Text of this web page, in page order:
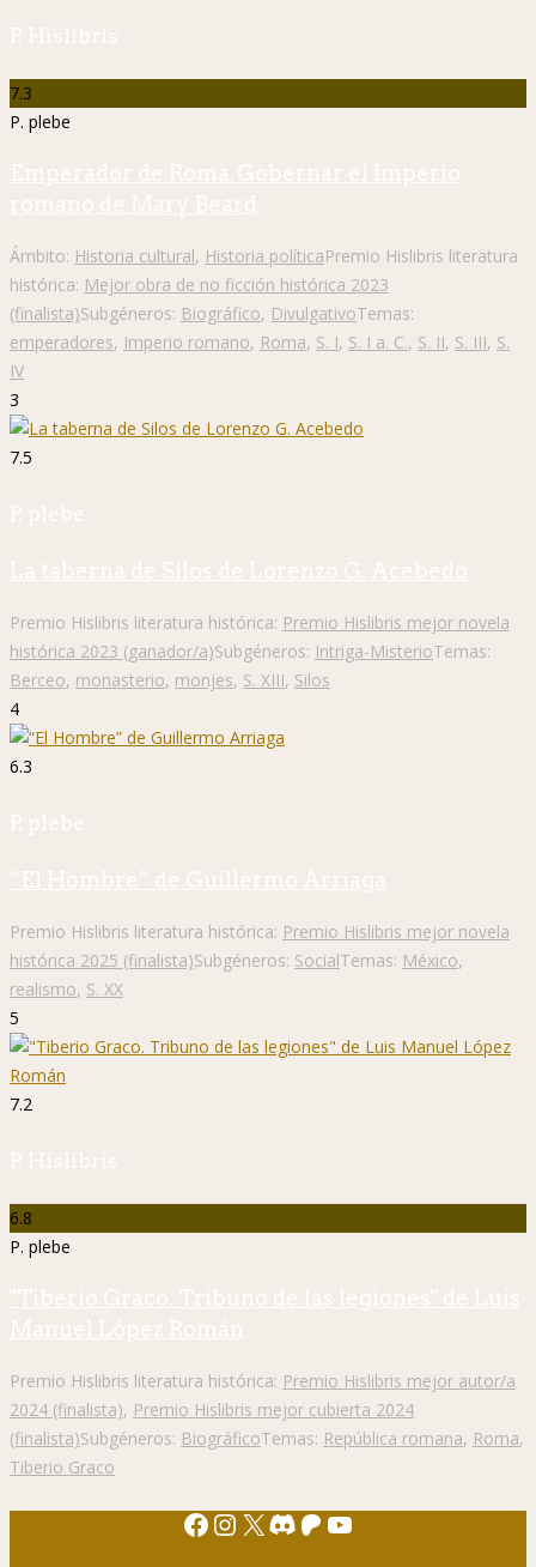
P. Hislibris
7.3
P. plebe
Emperador de Roma. Gobernar el Imperio
romano de Mary Beard
Ámbito: Historia cultural, Historia políticaPremio Hislibris literatura
histórica: Mejor obra de no ficción histórica 2023
(finalista)Subgéneros: Biográfico, DivulgativoTemas:
emperadores, Imperio romano, Roma, S. I, S. I a. C., S. II, S. III, S.
IV
3
7.5
P. plebe
La taberna de Silos de Lorenzo G. Acebedo
Premio Hislibris literatura histórica: Premio Hislibris mejor novela
histórica 2023 (ganador/a)Subgéneros: Intriga-MisterioTemas:
Berceo, monasterio, monjes, S. XIII, Silos
4
6.3
P. plebe
“El Hombre” de Guillermo Arriaga
Premio Hislibris literatura histórica: Premio Hislibris mejor novela
histórica 2025 (finalista)Subgéneros: SocialTemas: México,
realismo, S. XX
5
7.2
P. Hislibris
6.8
P. plebe
"Tiberio Graco. Tribuno de las legiones" de Luis
Manuel López Román
Premio Hislibris literatura histórica: Premio Hislibris mejor autor/a
2024 (finalista), Premio Hislibris mejor cubierta 2024
(finalista)Subgéneros: BiográficoTemas: República romana, Roma,
Tiberio Graco
Facebook
Instagram
X Discord
Patreon
YouTube